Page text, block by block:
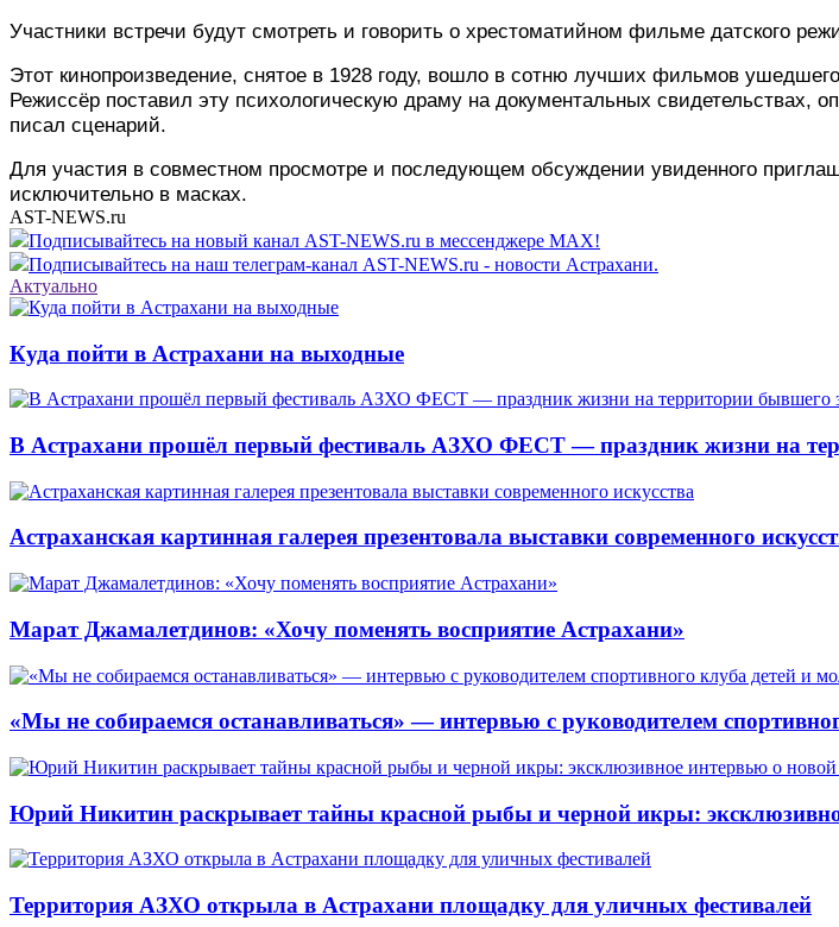
Участники встречи будут смотреть и говорить о хрестоматийном фильме датского
Этот кинопроизведение, снятое в 1928 году, вошло в сотню лучших фильмов
Режиссёр поставил эту психологическую драму на документальных
писал сценарий.
Для участия в совместном просмотре и последующем обсуждении увиденного
исключительно в масках.
AST-NEWS.ru
Подписывайтесь на новый канал AST-NEWS.ru в мессенджере MAX!
Подписывайтесь на наш телеграм-канал AST-NEWS.ru - новости Астрахани.
Актуально
Куда пойти в Астрахани на выходные
В Астрахани прошёл первый фестиваль АЗХО ФЕСТ — праздник жизни на
Астраханская картинная галерея презентовала выставки современного
Марат Джамалетдинов: «Хочу поменять восприятие Астрахани»
«Мы не собираемся останавливаться» — интервью с руководителем
Юрий Никитин раскрывает тайны красной рыбы и черной икры:
Территория АЗХО открыла в Астрахани площадку для уличных фестивалей